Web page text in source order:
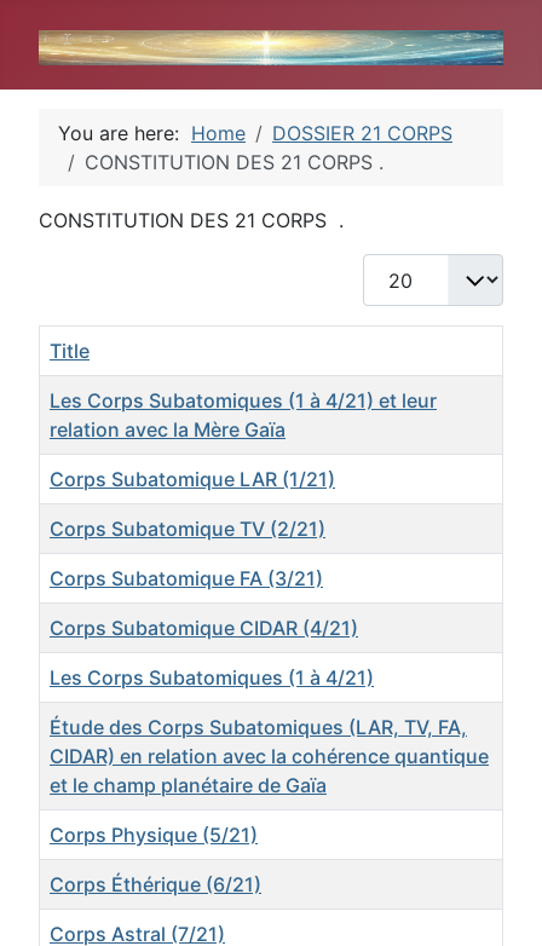
You are here: Home
DOSSIER 21 CORPS
CONSTITUTION DES 21 CORPS .
CONSTITUTION DES 21 CORPS .
Display #
Title
Les Corps Subatomiques (1 à 4/21) et leur
relation avec la Mère Gaïa
Corps Subatomique LAR (1/21)
Corps Subatomique TV (2/21)
Corps Subatomique FA (3/21)
Corps Subatomique CIDAR (4/21)
Les Corps Subatomiques (1 à 4/21)
Étude des Corps Subatomiques (LAR, TV, FA,
CIDAR) en relation avec la cohérence quantique
et le champ planétaire de Gaïa
Corps Physique (5/21)
Corps Éthérique (6/21)
Corps Astral (7/21)